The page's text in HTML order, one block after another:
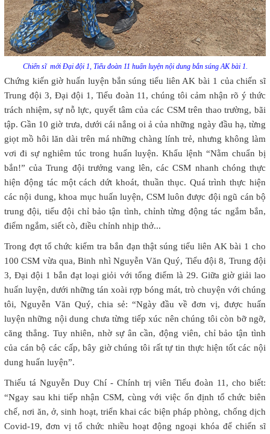
Chiến sĩ mới Đại đội 1, Tiểu đoàn 11 huấn luyện nội dung bắn súng AK bài 1.
Chứng kiến giờ huấn luyện bắn súng tiểu liên AK bài 1 của chiến sĩ
Trung đội 3, Đại đội 1, Tiểu đoàn 11, chúng tôi cảm nhận rõ ý thức
trách nhiệm, sự nỗ lực, quyết tâm của các CSM trên thao trường, bãi
tập. Gần 10 giờ trưa, dưới cái nắng oi ả của những ngày đầu hạ, từng
giọt mồ hôi lăn dài trên má những chàng lính trẻ, nhưng không làm
vơi đi sự nghiêm túc trong huấn luyện. Khẩu lệnh “Nằm chuẩn bị
bắn!” của Trung đội trưởng vang lên, các CSM nhanh chóng thực
hiện động tác một cách dứt khoát, thuần thục. Quá trình thực hiện
các nội dung, khoa mục huấn luyện, CSM luôn được đội ngũ cán bộ
trung đội, tiểu đội chỉ bảo tận tình, chỉnh từng động tác ngắm bắn,
điểm ngắm, siết cò, điều chỉnh nhịp thở...
Trong đợt tổ chức kiểm tra bắn đạn thật súng tiểu liên AK bài 1 cho
100 CSM vừa qua, Binh nhì Nguyễn Văn Quý, Tiểu đội 8, Trung đội
3, Đại đội 1 bắn đạt loại giỏi với tổng điểm là 29. Giữa giờ giải lao
huấn luyện, dưới những tán xoài rợp bóng mát, trò chuyện với chúng
tôi, Nguyễn Văn Quý, chia sẻ: “Ngày đầu về đơn vị, được huấn
luyện những nội dung chưa từng tiếp xúc nên chúng tôi còn bỡ ngỡ,
căng thẳng. Tuy nhiên, nhờ sự ân cần, động viên, chỉ bảo tận tình
của cán bộ các cấp, bây giờ chúng tôi rất tự tin thực hiện tốt các nội
dung huấn luyện”.
Thiếu tá Nguyễn Duy Chí - Chính trị viên Tiểu đoàn 11, cho biết:
“Ngay sau khi tiếp nhận CSM, cùng với việc ổn định tổ chức biên
chế, nơi ăn, ở, sinh hoạt, triển khai các biện pháp phòng, chống dịch
Covid-19, đơn vị tổ chức nhiều hoạt động ngoại khóa để chiến sĩ